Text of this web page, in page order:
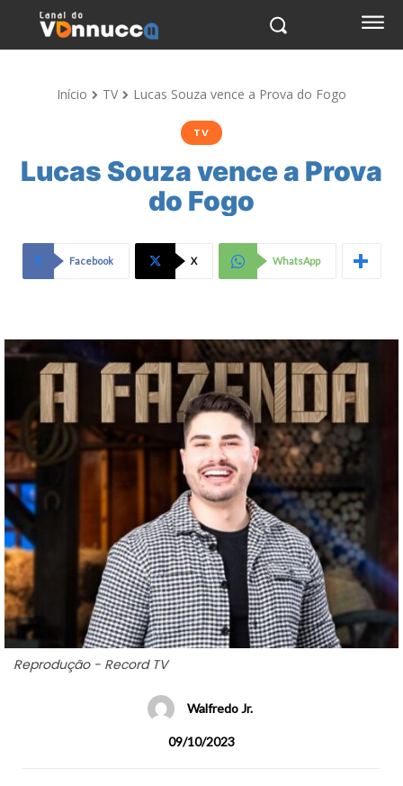
Início TV Lucas Souza vence a Prova do Fogo
TV
Lucas Souza vence a Prova
do Fogo
Facebook X WhatsApp
Reprodução - Record TV
Walfredo Jr.
09/10/2023